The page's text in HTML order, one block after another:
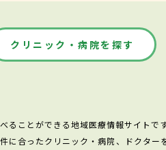
クリニック・病院を探す
ことができる地域医療情報サイトです
合ったクリニック・病院、ドクター